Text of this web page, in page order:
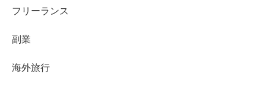
フリーランス
副業
海外旅行